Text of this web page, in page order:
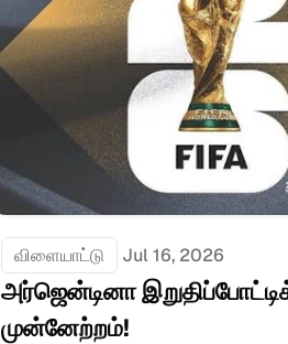
விளையாட்டு Jul 16, 2026
அர்ஜென்டினா
முன்னேற்றம்!